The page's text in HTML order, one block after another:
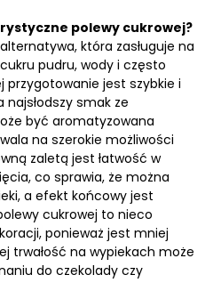
polewy cukrowej?
która zasługuje na
pudru, wody i często
przygotowanie jest szybkie i
smak ze
być aromatyzowana
na szerokie możliwości
zaletą jest łatwość w
co sprawia, że można
a efekt końcowy jest
cukrowej to nieco
ponieważ jest mniej
trwałość na wypiekach może
do czekolady czy